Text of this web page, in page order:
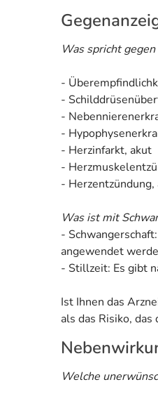
Was spricht
-
-
-
-
- Herzinfarkt, akut
-
- Herzentzündung,
Was ist mit
-
angewendet
- Stillzeit: Es gibt
Ist Ihnen das
als das Risiko,
Welche